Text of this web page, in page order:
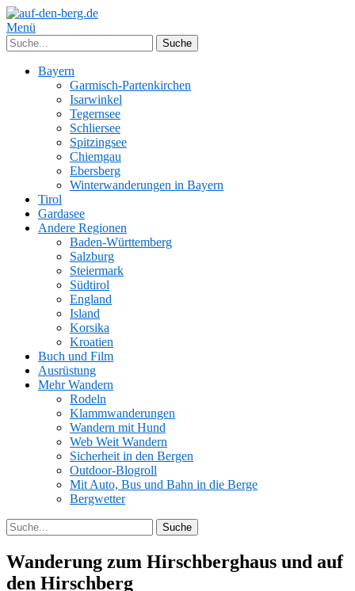
Menü
Bayern
Garmisch-Partenkirchen
Isarwinkel
Tegernsee
Schliersee
Spitzingsee
Chiemgau
Ebersberg
Winterwanderungen in Bayern
Tirol
Gardasee
Andere Regionen
Baden-Württemberg
Salzburg
Steiermark
Südtirol
England
Island
Korsika
Kroatien
Buch und Film
Ausrüstung
Mehr Wandern
Rodeln
Klammwanderungen
Wandern mit Hund
Web Weit Wandern
Sicherheit in den Bergen
Outdoor-Blogroll
Mit Auto, Bus und Bahn in die Berge
Bergwetter
Wanderung zum Hirschberghaus und auf
den Hirschberg